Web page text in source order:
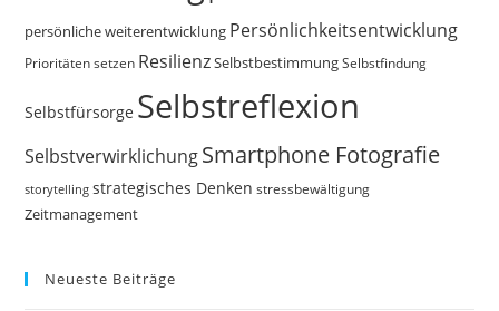
persönliche weiterentwicklung Persönlichkeitsentwicklung
Prioritäten setzen ResilienzSelbstbestimmung Selbstfindung
Selbstfürsorge Selbstreflexion
SelbstverwirklichungSmartphone Fotografie
storytelling strategisches Denken stressbewältigung
Zeitmanagement
Neueste Beiträge